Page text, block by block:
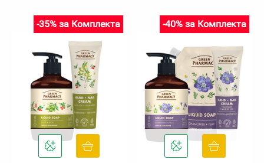
-35% за Комплекта -40% за Комплекта